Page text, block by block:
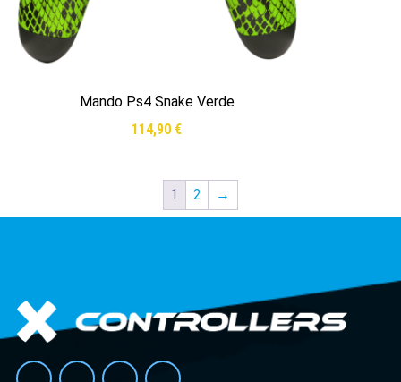
Mando Ps4 Snake Verde
114,90 €
Leer más1 2 →